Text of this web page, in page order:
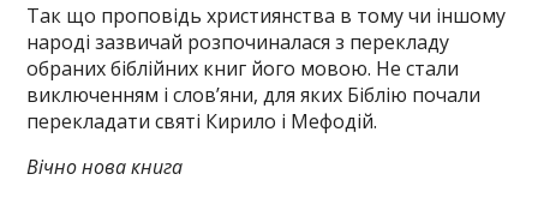
Так що проповідь християнства в тому чи іншому
народі зазвичай розпочиналася з перекладу
обраних біблійних книг його мовою. Не стали
виключенням і слов’яни, для яких Біблію почали
перекладати святі Кирило і Мефодій.
Вічно нова книга